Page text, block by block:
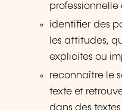
identifier des
les attitudes,
explicites ou
reconnaître le
texte et
dans des